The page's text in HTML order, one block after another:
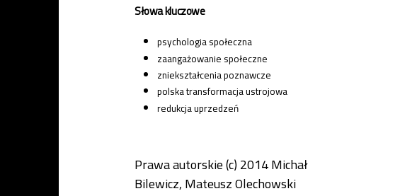
Słowa kluczowe
psychologia społeczna
zaangażowanie społeczne
zniekształcenia poznawcze
polska transformacja ustrojowa
redukcja uprzedzeń
Prawa autorskie (c) 2014 Michał
Bilewicz, Mateusz Olechowski